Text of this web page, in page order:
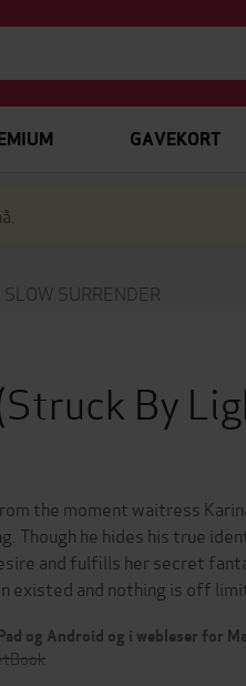
GAVEKORT
SLOW SURRENDER
By
the moment waitress
Though he hides his true
and fulfills her secret
existed and nothing is off
og Android og i webleser for